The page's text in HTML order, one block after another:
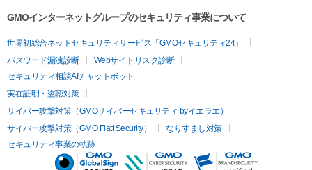
GMOインターネットグループのセキュリティ事業について
世界初総合ネットセキュリティサービス「GMOセキュリティ24」
パスワード漏洩診断
Webサイトリスク診断
セキュリティ相談AIチャットボット
実在証明・盗聴対策
サイバー攻撃対策（GMOサイバーセキュリティ byイエラエ）
サイバー攻撃対策（GMO Flatt Security）
なりすまし対策
セキュリティ事業の軌跡